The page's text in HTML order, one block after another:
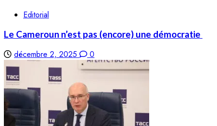
Editorial
Le Cameroun n’est pas (encore) une démocratie
décembre 2, 2025 0